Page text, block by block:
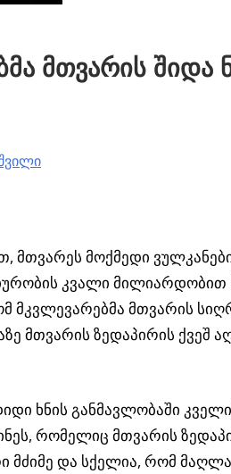
მთვარის შიდა
მთვარეს მოქმედი
კვალი მილიარდობით
მკვლევარებმა მთვარის
მთვარის ზედაპირის ქვეშ
ხნის განმავლობაში
რომელიც მთვარის
მძიმე და სქელია, რომ